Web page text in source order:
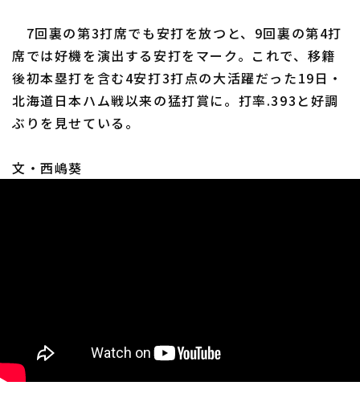
利用規約 プライバシーポリシー
運営会社（別ウィンドウで開く） よくある質問
7回裏の第3打席でも安打を放つと、9回裏の第4打
席では好機を演出する安打をマーク。これで、移籍
後初本塁打を含む4安打3打点の大活躍だった19日・
北海道日本ハム戦以来の猛打賞に。打率.393と好調
ぶりを見せている。
文・西嶋葵